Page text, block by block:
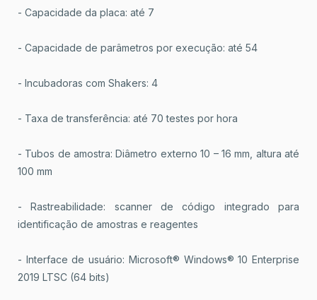
- Capacidade da placa: até 7
- Capacidade de parâmetros por execução: até 54
- Incubadoras com Shakers: 4
- Taxa de transferência: até 70 testes por hora
- Tubos de amostra: Diâmetro externo 10 – 16 mm, altura até
100 mm
- Rastreabilidade: scanner de código integrado para
identificação de amostras e reagentes
- Interface de usuário: Microsoft® Windows® 10 Enterprise
2019 LTSC (64 bits)